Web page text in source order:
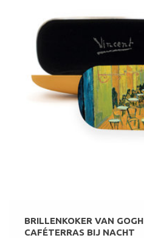
BRILLENKOKER VAN GOGH
CAFÉTERRAS BIJ NACHT